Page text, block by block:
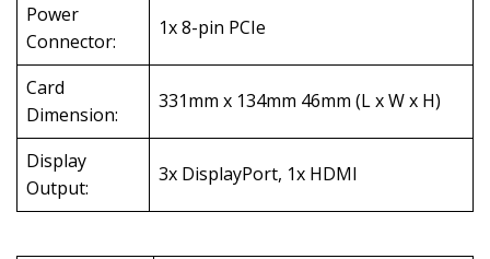
Power
Connector:
1x 8-pin PCIe
Card
Dimension:
331mm x 134mm 46mm (L x W x H)
Display
Output:
3x DisplayPort, 1x HDMI